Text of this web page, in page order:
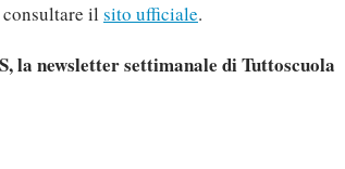
il sito ufficiale.
la newsletter settimanale di Tuttoscuola